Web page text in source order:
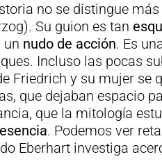
no se distingue
Su guion es tan
un nudo de acción. Es
Incluso las pocas
Friedrich y su mujer se
que dejaban espacio
que la mitología
. Podemos ver
Eberhart investiga